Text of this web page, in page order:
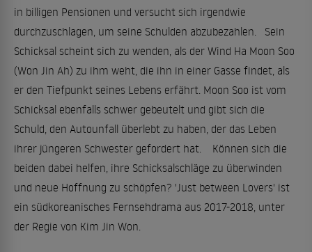
in billigen Pensionen und versucht sich irgendwie
durchzuschlagen, um seine Schulden abzubezahlen. Sein
Schicksal scheint sich zu wenden, als der Wind Ha Moon Soo
(Won Jin Ah) zu ihm weht, die ihn in einer Gasse findet, als
er den Tiefpunkt seines Lebens erfährt. Moon Soo ist vom
Schicksal ebenfalls schwer gebeutelt und gibt sich die
Schuld, den Autounfall überlebt zu haben, der das Leben
ihrer jüngeren Schwester gefordert hat. Können sich die
beiden dabei helfen, ihre Schicksalschläge zu überwinden
und neue Hoffnung zu schöpfen? 'Just between Lovers' ist
ein südkoreanisches Fernsehdrama aus 2017-2018, unter
der Regie von Kim Jin Won.